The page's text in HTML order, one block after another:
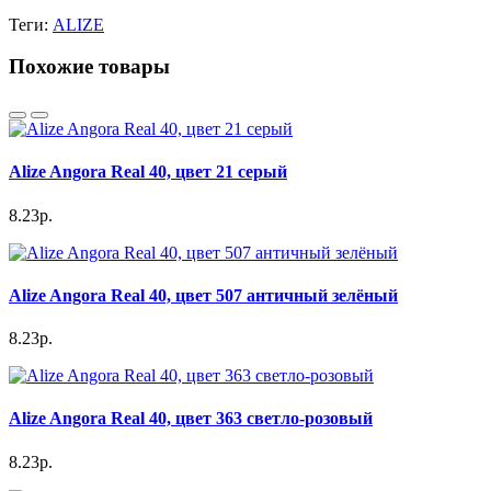
Теги: ALIZE
Похожие товары
Alize Angora Real 40, цвет 21 серый
8.23р.
Alize Angora Real 40, цвет 507 античный зелёный
8.23р.
Alize Angora Real 40, цвет 363 светло-розовый
8.23р.